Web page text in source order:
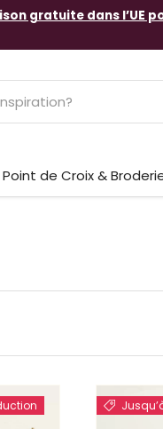
gratuite dans l’UE
Point de Croix &